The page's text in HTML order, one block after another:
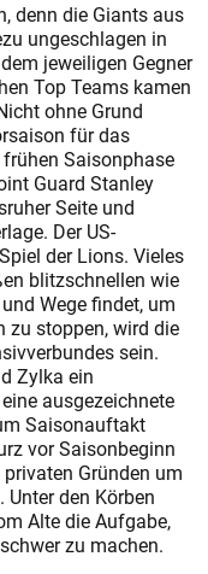
denn die Giants aus
ungeschlagen in
jeweiligen Gegner
Top Teams kamen
ohne Grund
für das
Saisonphase
Guard Stanley
Seite und
Der US-
der Lions. Vieles
blitzschnellen wie
Wege findet, um
stoppen, wird die
sein.
Zylka ein
ausgezeichnete
Saisonauftakt
vor Saisonbeginn
Gründen um
den Körben
Alte die Aufgabe,
zu machen.